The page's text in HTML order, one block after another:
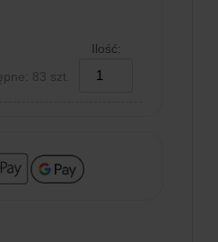
83 szt.
Ilość: